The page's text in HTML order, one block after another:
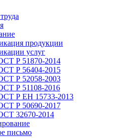
продукции
услуг
Р 51870-2014
Р 56404-2015
Р 52058-2003
Р 51108-2016
Р ЕН 15733-2013
Р 50690-2017
32670-2014
письмо